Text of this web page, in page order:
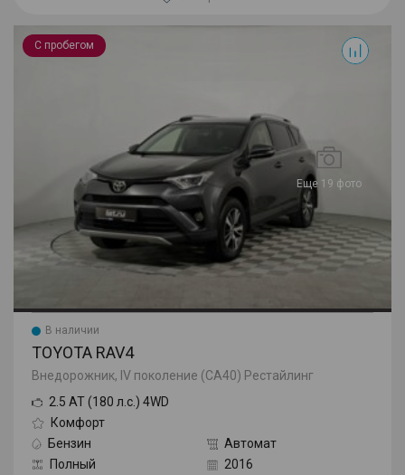
С пробегом
Еще 19 фото
RAV4
В наличии
TOYOTA RAV4
Внедорожник, IV поколение (CA40) Рестайлинг
2.5 AT (180 л.с.) 4WD
Комфорт
Бензин
Автомат
Полный
2016